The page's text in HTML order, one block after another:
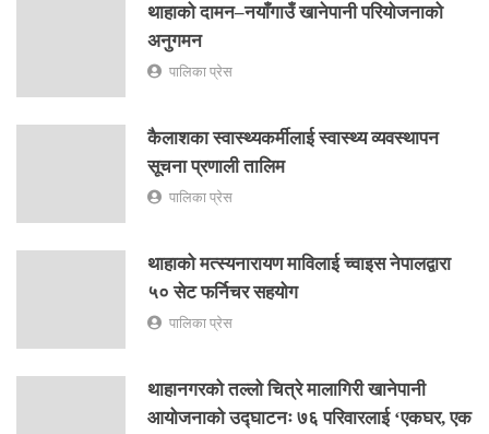
थाहाको दामन–नयाँगाउँ खानेपानी परियोजनाको
अनुगमन
पालिका प्रेस
कैलाशका स्वास्थ्यकर्मीलाई स्वास्थ्य व्यवस्थापन
सूचना प्रणाली तालिम
पालिका प्रेस
थाहाको मत्स्यनारायण माविलाई च्वाइस नेपालद्वारा
५० सेट फर्निचर सहयोग
पालिका प्रेस
थाहानगरको तल्लो चित्रे मालागिरी खानेपानी
आयोजनाको उद्घाटनः ७६ परिवारलाई ‘एकघर, एक